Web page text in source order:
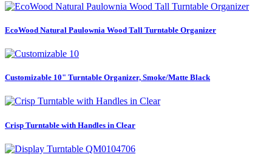
EcoWood Natural Paulownia Wood Tall Turntable Organizer
Customizable 10" Turntable Organizer, Smoke/Matte Black
Crisp Turntable with Handles in Clear